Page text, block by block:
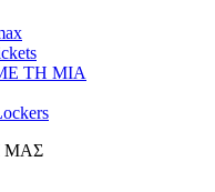
ΤΗ ΜΙΑ
ΜΑΣ